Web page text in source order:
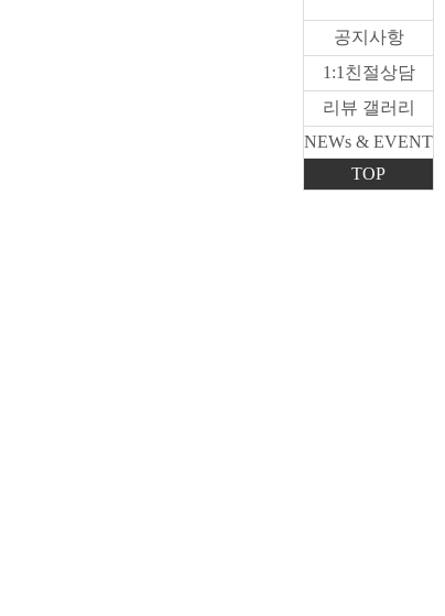
공지사항
1:1친절상담
리뷰 갤러리
NEWs & EVENT
TOP